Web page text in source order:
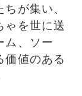
が集い、
ゃを世に送
ム、ソー
価値のある